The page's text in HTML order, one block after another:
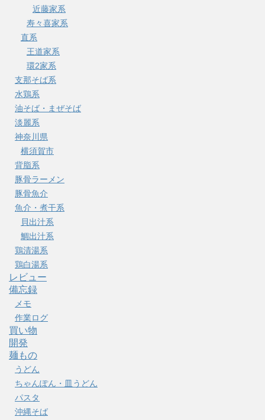
近藤家系
寿々喜家系
直系
王道家系
環2家系
支那そば系
水鶏系
油そば・まぜそば
淡麗系
神奈川県
横須賀市
背脂系
豚骨ラーメン
豚骨魚介
魚介・煮干系
貝出汁系
鯛出汁系
鶏清湯系
鶏白湯系
レビュー
備忘録
メモ
作業ログ
買い物
開発
麺もの
うどん
ちゃんぽん・皿うどん
パスタ
沖縄そば